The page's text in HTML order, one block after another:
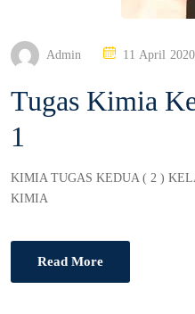
Admin
P
T
O
11 April 2020
Tugas Kimia
1
KIMIA TUGAS KEDUA ( 2 )
KIMIA
Read More